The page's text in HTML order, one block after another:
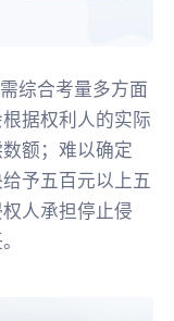
综合考量多方面
据权利人的实际
额；难以确定
予五百元以上五
人承担停止侵